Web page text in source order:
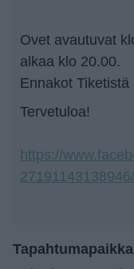
Ovet avautuvat
alkaa klo 20.00.
Ennakot Tiketistä
Tervetuloa!
https://
27191143138946/